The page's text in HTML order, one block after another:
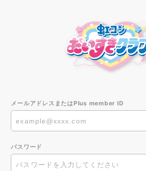
メールアドレスまたはPlus member ID
パスワード